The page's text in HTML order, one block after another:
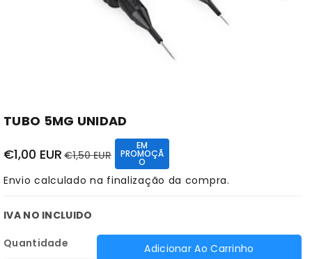
TUBO 5MG UNIDAD
€1,00 EUR €1,50 EUR
EM
PROMOÇÃ
O
Envio calculado na finalização da compra.
IVA NO INCLUIDO
Quantidade
Adicionar Ao Carrinho